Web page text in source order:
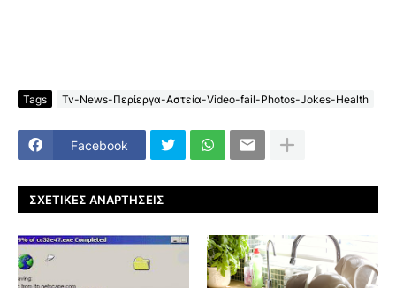
Tags Tv-News-Περίεργα-Αστεία-Video-fail-Photos-Jokes-Health
Facebook
ΣΧΕΤΙΚΈΣ ΑΝΑΡΤΉΣΕΙΣ